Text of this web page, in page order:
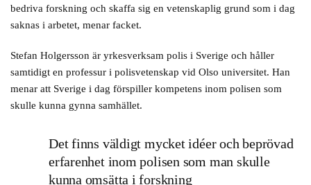
bedriva forskning och skaffa sig en vetenskaplig grund som i dag
saknas i arbetet, menar facket.
Stefan Holgersson är yrkesverksam polis i Sverige och håller
samtidigt en professur i polisvetenskap vid Olso universitet. Han
menar att Sverige i dag förspiller kompetens inom polisen som
skulle kunna gynna samhället.
Det finns väldigt mycket idéer och beprövad
erfarenhet inom polisen som man skulle
kunna omsätta i forskning